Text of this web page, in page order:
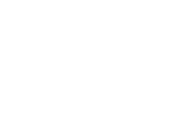
使用预定义的行动计划来
动后台操作实时监控组织
法规的保护措施。合规控
保单意图转化为可衡量的